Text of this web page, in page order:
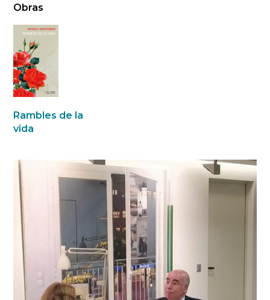
Obras
Rambles de la
vida